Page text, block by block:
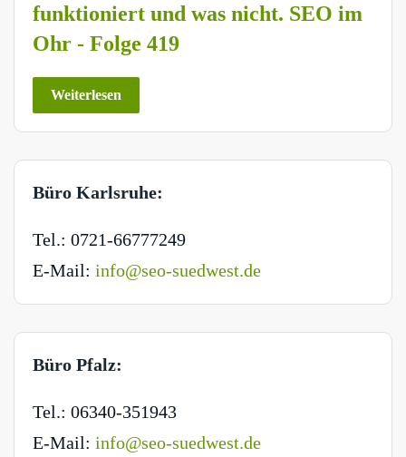
funktioniert und was nicht. SEO im
Ohr - Folge 419
Weiterlesen
Büro Karlsruhe:
Tel.: 0721-66777249
E-Mail: info@seo-suedwest.de
Büro Pfalz:
Tel.: 06340-351943
E-Mail: info@seo-suedwest.de